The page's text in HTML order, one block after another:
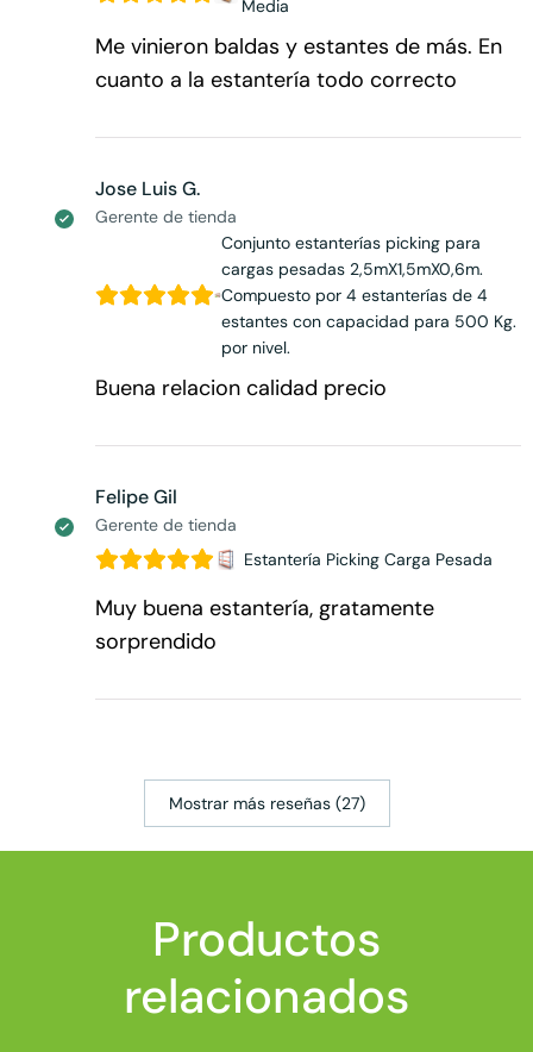
Media
Me vinieron baldas y estantes de más. En
cuanto a la estantería todo correcto
Jose Luis G.
Gerente de tienda
Conjunto estanterías picking para
cargas pesadas 2,5mX1,5mX0,6m.
Compuesto por 4 estanterías de 4
estantes con capacidad para 500 Kg.
por nivel.
Buena relacion calidad precio
Felipe Gil
Gerente de tienda
Estantería Picking Carga Pesada
Muy buena estantería, gratamente
sorprendido
Mostrar más reseñas (27)
Productos
relacionados